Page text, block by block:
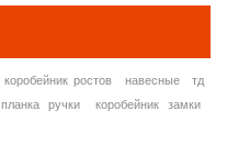
коробейник ростов навесные
тд
планка ручки
коробейник замки